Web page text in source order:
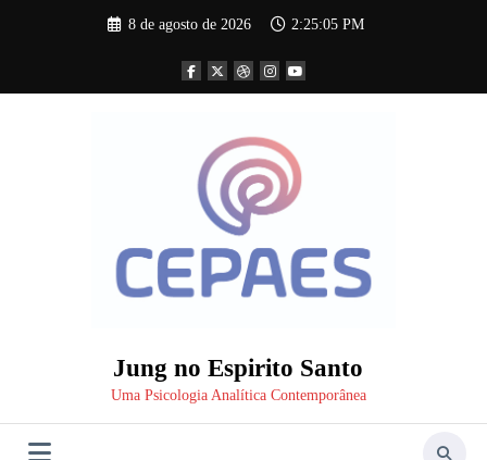
8 de agosto de 2026 2:25:06 PM
Jung no Espirito Santo
Uma Psicologia Analítica Contemporânea